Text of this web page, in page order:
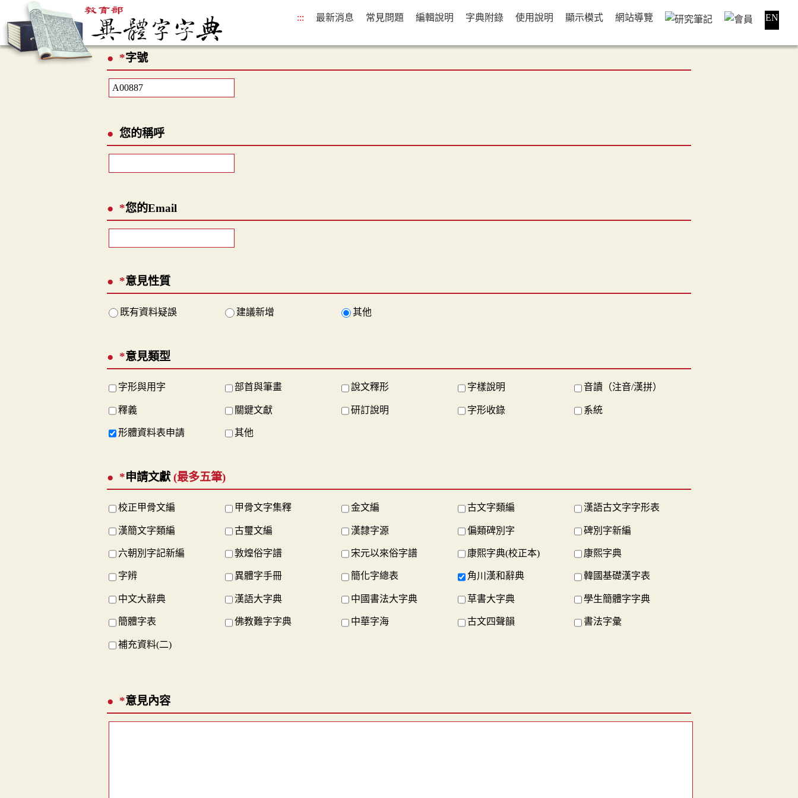
::: 最新消息 常見問題 編輯說明 字典附錄 使用說明 顯示模式 網站導覽 EN
*字號
您的稱呼
*您的Email
*意見性質
既有資料疑誤 建議新增 其他
*意見類型
字形與用字 部首與筆畫 說文釋形 字樣說明 音讀（注音/漢拼）
釋義 關鍵文獻 研訂說明 字形收錄 系統
形體資料表申請 其他
*申請文獻 (最多五筆)
校正甲骨文編 甲骨文字集釋 金文編 古文字類編 漢語古文字字形表
漢簡文字類編 古璽文編 漢隸字源 偏類碑別字 碑別字新編
六朝別字記新編 敦煌俗字譜 宋元以來俗字譜 康熙字典(校正本) 康熙字典
字辨 異體字手冊 簡化字總表 角川漢和辭典 韓國基礎漢字表
中文大辭典 漢語大字典 中國書法大字典 草書大字典 學生簡體字字典
簡體字表 佛教難字字典 中華字海 古文四聲韻 書法字彙
補充資料(二)
*意見內容